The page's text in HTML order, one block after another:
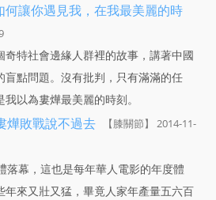
何讓你遇見我，在我最美麗的時
奇特社會邊緣人群裡的故事，講著中國
盲點問題。沒有批判，只有滿滿的任
以為婁燁最美麗的時刻。
燁敗戰說不過去
【膝關節】 2014-11-
落幕，這也是每年華人電影的年度體
年來又壯又猛，畢竟人家年產量五六百